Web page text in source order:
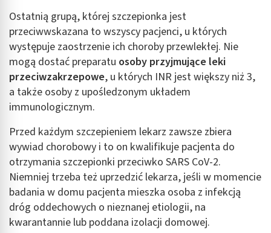
Ostatnią grupą, której szczepionka jest
przeciwwskazana to wszyscy pacjenci, u których
występuje zaostrzenie ich choroby przewlekłej. Nie
mogą dostać preparatu osoby przyjmujące leki
przeciwzakrzepowe, u których INR jest większy niż 3,
a także osoby z upośledzonym układem
immunologicznym.
Przed każdym szczepieniem lekarz zawsze zbiera
wywiad chorobowy i to on kwalifikuje pacjenta do
otrzymania szczepionki przeciwko SARS CoV-2.
Niemniej trzeba też uprzedzić lekarza, jeśli w momencie
badania w domu pacjenta mieszka osoba z infekcją
dróg oddechowych o nieznanej etiologii, na
kwarantannie lub poddana izolacji domowej.